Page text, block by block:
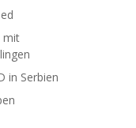
mit
in Serbien